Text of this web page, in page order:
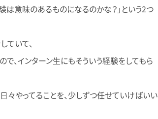
は意味のあるものになるのかな？」という2つ
ていて、
、インターン生にもそういう経験をしてもら
々やってることを、少しずつ任せていけばいい